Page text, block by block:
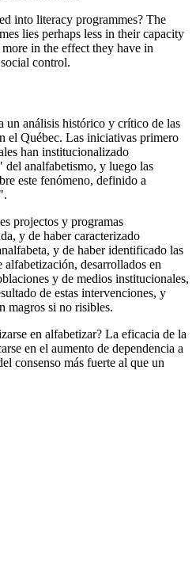
into literacy programmes? The
lies perhaps less in their capacity
in the effect they have in
control.
un análisis histórico y crítico de las
el Québec. Las iniciativas primero
han institucionalizado
analfabetismo, y luego las
este fenómeno, definido a
projectos y programas
y de haber caracterizado
y de haber identificado las
desarrollados en
y de medios institucionales,
de estas intervenciones, y
magros si no risibles.
en alfabetizar? La eficacia de la
en el aumento de dependencia a
consenso más fuerte al que un